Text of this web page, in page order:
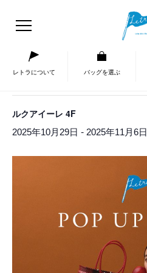
レトラについて バッグを選ぶ
« イベント一覧
ルクアイーレ 4F
2025年10月29日 - 2025年11月6日